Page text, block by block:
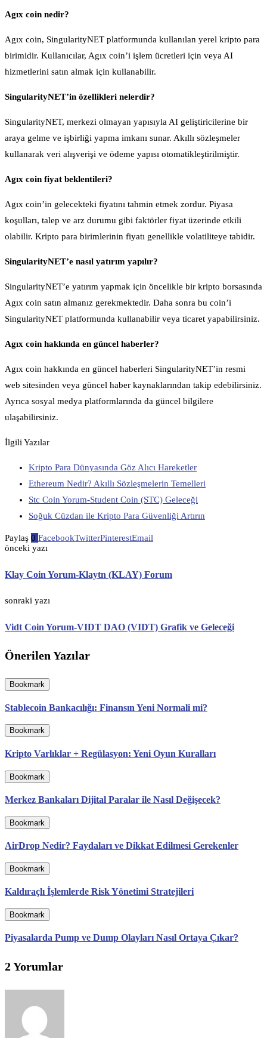
Agıx coin nedir?
Agıx coin, SingularityNET platformunda kullanılan yerel kripto para
birimidir. Kullanıcılar, Agıx coin’i işlem ücretleri için veya AI
hizmetlerini satın almak için kullanabilir.
SingularityNET’in özellikleri nelerdir?
SingularityNET, merkezi olmayan yapısıyla AI geliştiricilerine bir
araya gelme ve işbirliği yapma imkanı sunar. Akıllı sözleşmeler
kullanarak veri alışverişi ve ödeme yapısı otomatikleştirilmiştir.
Agıx coin fiyat beklentileri?
Agıx coin’in gelecekteki fiyatını tahmin etmek zordur. Piyasa
koşulları, talep ve arz durumu gibi faktörler fiyat üzerinde etkili
olabilir. Kripto para birimlerinin fiyatı genellikle volatiliteye tabidir.
SingularityNET’e nasıl yatırım yapılır?
SingularityNET’e yatırım yapmak için öncelikle bir kripto borsasında
Agıx coin satın almanız gerekmektedir. Daha sonra bu coin’i
SingularityNET platformunda kullanabilir veya ticaret yapabilirsiniz.
Agıx coin hakkında en güncel haberler?
Agıx coin hakkında en güncel haberleri SingularityNET’in resmi
web sitesinden veya güncel haber kaynaklarından takip edebilirsiniz.
Ayrıca sosyal medya platformlarında da güncel bilgilere
ulaşabilirsiniz.
İlgili Yazılar
Kripto Para Dünyasında Göz Alıcı Hareketler
Ethereum Nedir? Akıllı Sözleşmelerin Temelleri
Stc Coin Yorum-Student Coin (STC) Geleceği
Soğuk Cüzdan ile Kripto Para Güvenliği Artırın
Paylaş 0 FacebookTwitterPinterestEmail
önceki yazı
Klay Coin Yorum-Klaytn (KLAY) Forum
sonraki yazı
Vidt Coin Yorum-VIDT DAO (VIDT) Grafik ve Geleceği
Önerilen Yazılar
Bookmark
Stablecoin Bankacılığı: Finansın Yeni Normali mi?
Bookmark
Kripto Varlıklar + Regülasyon: Yeni Oyun Kuralları
Bookmark
Merkez Bankaları Dijital Paralar ile Nasıl Değişecek?
Bookmark
AirDrop Nedir? Faydaları ve Dikkat Edilmesi Gerekenler
Bookmark
Kaldıraçlı İşlemlerde Risk Yönetimi Stratejileri
Bookmark
Piyasalarda Pump ve Dump Olayları Nasıl Ortaya Çıkar?
2 Yorumlar